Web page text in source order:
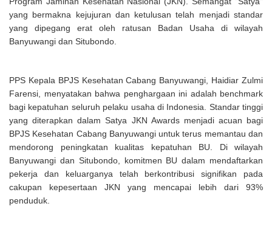
yang bermakna kejujuran dan ketulusan telah menjadi standar
yang dipegang erat oleh ratusan Badan Usaha di wilayah
Banyuwangi dan Situbondo.
PPS Kepala BPJS Kesehatan Cabang Banyuwangi, Haidiar Zulmi
Farensi, menyatakan bahwa penghargaan ini adalah benchmark
bagi kepatuhan seluruh pelaku usaha di Indonesia. Standar tinggi
yang diterapkan dalam Satya JKN Awards menjadi acuan bagi
BPJS Kesehatan Cabang Banyuwangi untuk terus memantau dan
mendorong peningkatan kualitas kepatuhan BU. Di wilayah
Banyuwangi dan Situbondo, komitmen BU dalam mendaftarkan
pekerja dan keluarganya telah berkontribusi signifikan pada
cakupan kepesertaan JKN yang mencapai lebih dari 93%
penduduk.